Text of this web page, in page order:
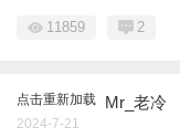
11859 2
点击重新加载 Mr_老冷
2024-7-21